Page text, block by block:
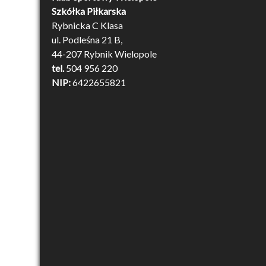
Szkółka Piłkarska
Rybnicka C Klasa
ul. Podleśna 21 B,
44-207 Rybnik Wielopole
tel. 504 956 220
NIP:6422655821